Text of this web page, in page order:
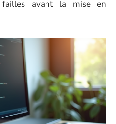
failles avant la mise en